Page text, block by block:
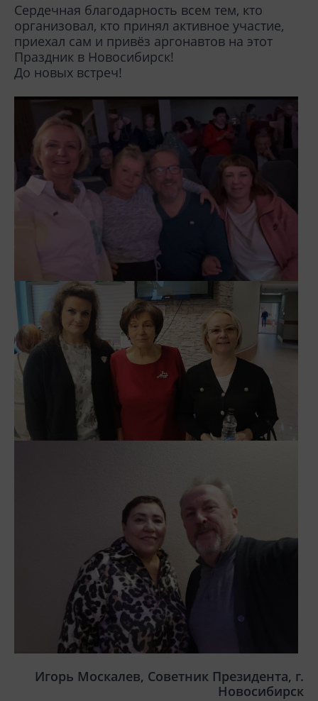
Сердечная благодарность всем тем, кто
организовал, кто принял активное участие,
приехал сам и привёз аргонавтов на этот
Праздник в Новосибирск!
До новых встреч!
Игорь Москалев, Советник Президента, г.
Новосибирск